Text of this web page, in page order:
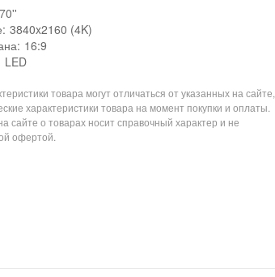
70''
3840x2160 (4K)
16:9
LED
товара могут отличаться от указанных на сайте,
характеристики товара на момент покупки и оплаты.
сайте о товарах носит справочный характер и не
офертой.